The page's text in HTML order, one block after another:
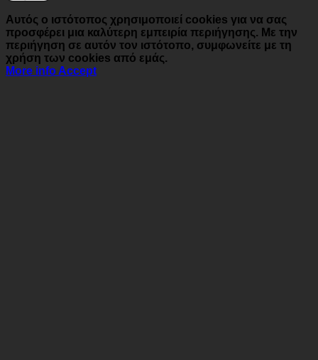
Αυτός ο ιστότοπος χρησιμοποιεί cookies για να σας
προσφέρει μια καλύτερη εμπειρία περιήγησης. Με την
περιήγηση σε αυτόν τον ιστότοπο, συμφωνείτε με τη
χρήση των cookies από εμάς.
More info Accept